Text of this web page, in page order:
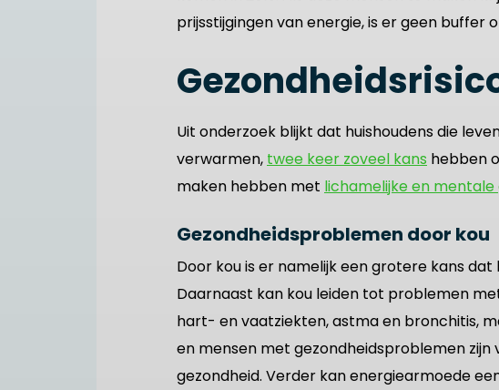
prijsstijgingen van energie, is er geen buffer
Uit onderzoek blijkt dat huishoudens die
verwarmen, twee keer zoveel kans hebben
maken hebben met lichamelijke en
Gezondheidsproblemen door kou
Door kou is er namelijk een grotere kans
Daarnaast kan kou leiden tot problemen
hart- en vaatziekten, astma en bronchitis,
en mensen met gezondheidsproblemen
gezondheid. Verder kan energiearmoede